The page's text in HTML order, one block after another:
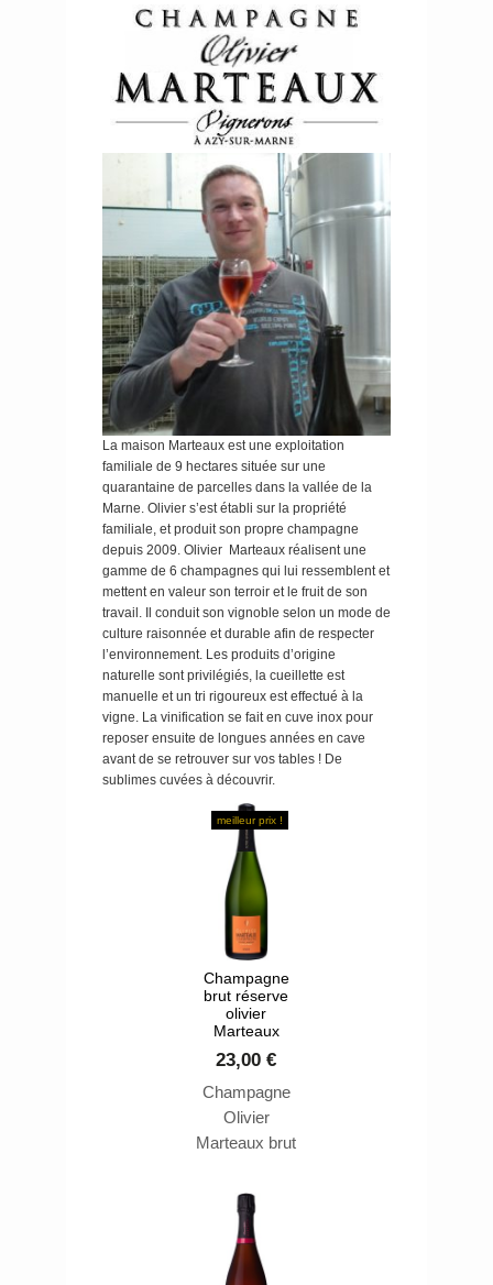
La maison Marteaux est une exploitation
familiale de 9 hectares située sur une
quarantaine de parcelles dans la vallée de la
Marne. Olivier s’est établi sur la propriété
familiale, et produit son propre champagne
depuis 2009. Olivier Marteaux réalisent une
gamme de 6 champagnes qui lui ressemblent et
mettent en valeur son terroir et le fruit de son
travail. Il conduit son vignoble selon un mode de
culture raisonnée et durable afin de respecter
l’environnement. Les produits d’origine
naturelle sont privilégiés, la cueillette est
manuelle et un tri rigoureux est effectué à la
vigne. La vinification se fait en cuve inox pour
reposer ensuite de longues années en cave
avant de se retrouver sur vos tables ! De
sublimes cuvées à découvrir.
meilleur prix !
Champagne
brut réserve
olivier
Marteaux
23,00 €
Champagne
Olivier
Marteaux brut
Composé des
trois
principaux
cépages de la